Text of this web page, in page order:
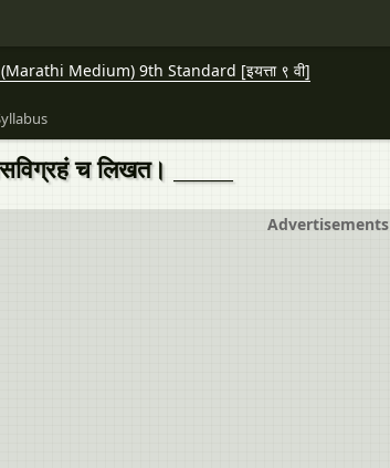
(Marathi Medium) 9th Standard [इयत्ता ९ वी]
च लिखत। ______
Advertisements